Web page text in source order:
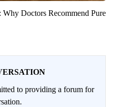
Doctors Recommend Pure
to providing a forum for